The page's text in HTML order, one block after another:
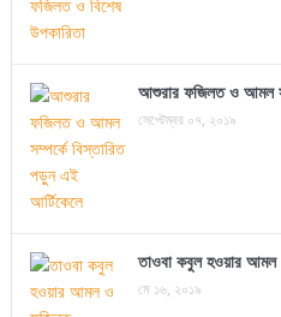
আশুরার ফজিলত ও আমল
সেপ্টেম্বর ০৭, ২০১৯
তাওবা কবুল হওয়ার
মে ১৬, ২০১৯